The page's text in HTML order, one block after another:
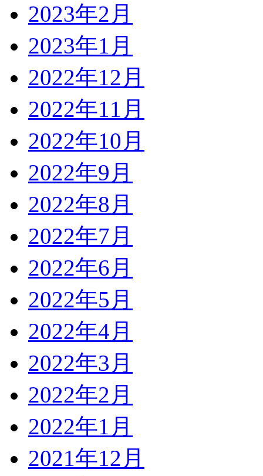
2023年2月
2023年1月
2022年12月
2022年11月
2022年10月
2022年9月
2022年8月
2022年7月
2022年6月
2022年5月
2022年4月
2022年3月
2022年2月
2022年1月
2021年12月